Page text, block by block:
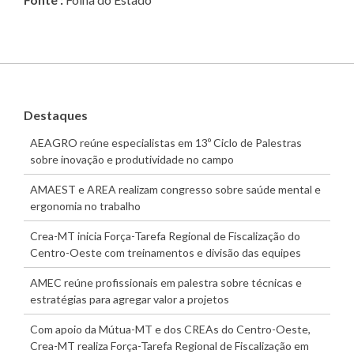
Destaques
AEAGRO reúne especialistas em 13º Ciclo de Palestras
sobre inovação e produtividade no campo
AMAEST e AREA realizam congresso sobre saúde mental e
ergonomia no trabalho
Crea-MT inicia Força-Tarefa Regional de Fiscalização do
Centro-Oeste com treinamentos e divisão das equipes
AMEC reúne profissionais em palestra sobre técnicas e
estratégias para agregar valor a projetos
Com apoio da Mútua-MT e dos CREAs do Centro-Oeste,
Crea-MT realiza Força-Tarefa Regional de Fiscalização em